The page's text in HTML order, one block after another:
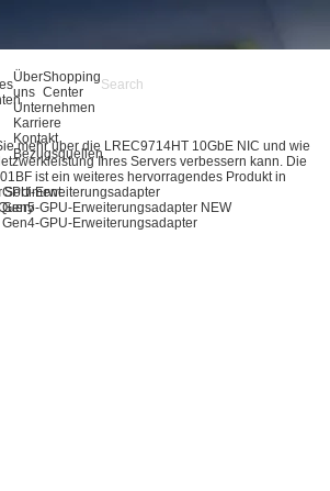
GPU-Erweiterungsadapter
Gen5-GPU-Erweiterungsadapter NEW
Gen4-GPU-Erweiterungsadapter
mehr über die LREC9714HT 10GbE NIC und wie
Ihres Servers verbessern kann. Die
ist ein weiteres hervorragendes Produkt in
Sortiment.
Über
uns
Unternehmen
Karriere
Kontakt
Bezugsquellen
Shopping
Center